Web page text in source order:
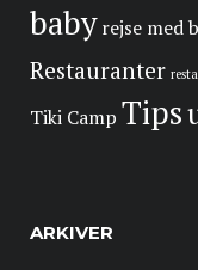
baby rejse med
Restauranter
Tiki Camp Tips
ARKIVER